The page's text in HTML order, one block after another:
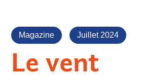
Magazine Juillet 2024
Le vent